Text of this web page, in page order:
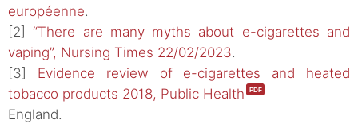
européenne.
[2]“There are many myths about e-cigarettes and
vaping”, Nursing Times 22/02/2023.
[3] Evidence review of e-cigarettes and heated
tobacco products 2018, Public Health
England.